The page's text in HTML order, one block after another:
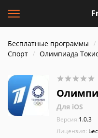
Бесплатные программы
Спорт
Олимпиада
Для iOS
Версия:1.0.3
Лицензия: